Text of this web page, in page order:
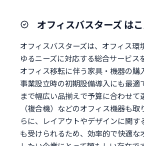
オフィスバスターズ は
オフィスバスターズは、オフィス環
ゆるニーズに対応する総合サービス
オフィス移転に伴う家具・機器の購
事業設立時の初期設備導入にも最適
まで幅広い品揃えで予算に合わせて
（複合機）などのオフィス機器も取
らに、レイアウトやデザインに関す
も受けられるため、効率的で快適な